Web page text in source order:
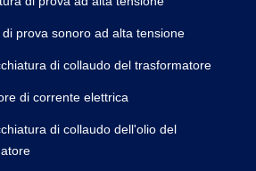
di prova sonoro ad alta tensione
di collaudo del trasformatore
di corrente elettrica
di collaudo dell'olio del